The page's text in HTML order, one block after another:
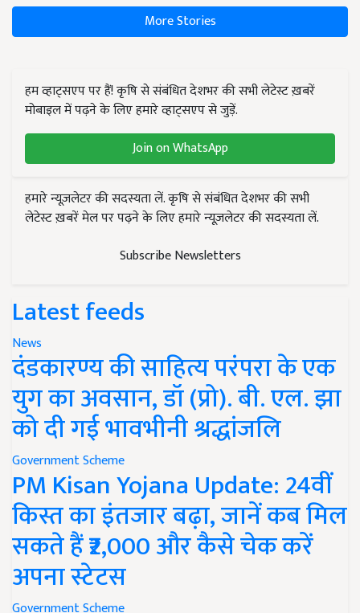
More Stories
हम व्हाट्सएप पर हैं! कृषि से संबंधित देशभर की सभी लेटेस्ट ख़बरें
मोबाइल में पढ़ने के लिए हमारे व्हाट्सएप से जुड़ें.
Join on WhatsApp
हमारे न्यूज़लेटर की सदस्यता लें. कृषि से संबंधित देशभर की सभी
लेटेस्ट ख़बरें मेल पर पढ़ने के लिए हमारे न्यूज़लेटर की सदस्यता लें.
Subscribe Newsletters
Latest feeds
News
दंडकारण्य की साहित्य परंपरा के एक
युग का अवसान, डॉ (प्रो). बी. एल. झा
को दी गई भावभीनी श्रद्धांजलि
Government Scheme
PM Kisan Yojana Update: 24वीं
किस्त का इंतजार बढ़ा, जानें कब मिल
सकते हैं ₹2,000 और कैसे चेक करें
अपना स्टेटस
Government Scheme